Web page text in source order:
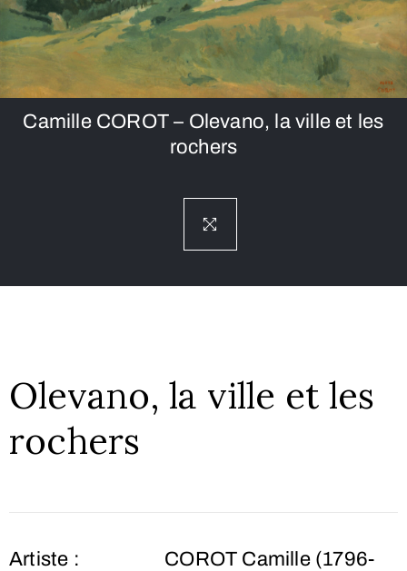
Camille COROT – Olevano, la ville et les
rochers
Olevano, la ville et les
rochers
Artiste :
COROT Camille (1796-